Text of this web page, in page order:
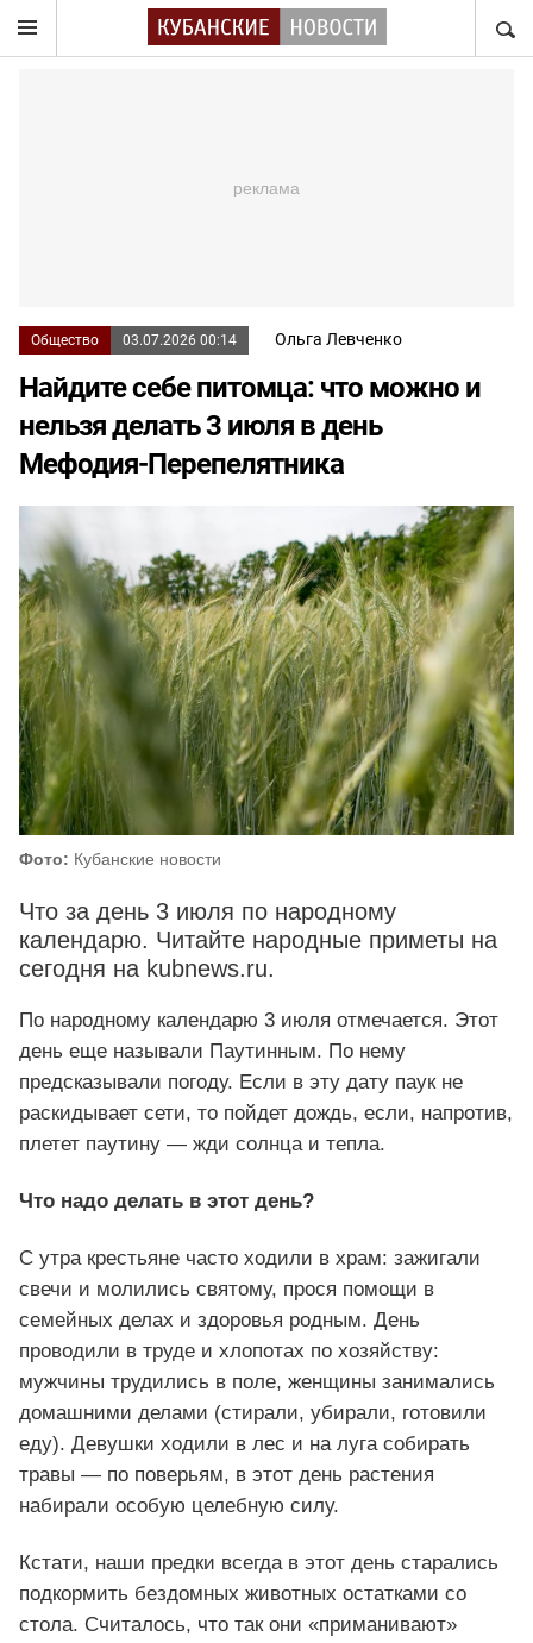
Общество 03.07.2026 00:14 Ольга Левченко
Найдите себе питомца: что можно и
нельзя делать 3 июля в день
Мефодия-Перепелятника
Фото: Кубанские новости
Что за день 3 июля по народному
календарю. Читайте народные приметы на
сегодня на kubnews.ru.
По народному календарю 3 июля отмечается. Этот
день еще называли Паутинным. По нему
предсказывали погоду. Если в эту дату паук не
раскидывает сети, то пойдет дождь, если, напротив,
плетет паутину — жди солнца и тепла.
Что надо делать в этот день?
С утра крестьяне часто ходили в храм: зажигали
свечи и молились святому, прося помощи в
семейных делах и здоровья родным. День
проводили в труде и хлопотах по хозяйству:
мужчины трудились в поле, женщины занимались
домашними делами (стирали, убирали, готовили
еду). Девушки ходили в лес и на луга собирать
травы — по поверьям, в этот день растения
набирали особую целебную силу.
Кстати, наши предки всегда в этот день старались
подкормить бездомных животных остатками со
стола. Считалось, что так они «приманивают»